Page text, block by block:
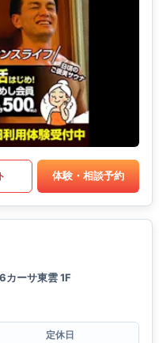
体験・相談予約
カーサ東雲 1F
定休日